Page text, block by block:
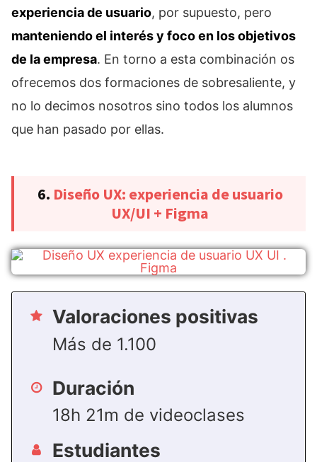
experiencia de usuario, por supuesto, pero
manteniendo el interés y foco en los objetivos
de la empresa. En torno a esta combinación os
ofrecemos dos formaciones de sobresaliente, y
no lo decimos nosotros sino todos los alumnos
que han pasado por ellas.
6. Diseño UX: experiencia de usuario
UX/UI + Figma
Valoraciones positivas
Más de 1.100
Duración
18h 21m de videoclases
Estudiantes